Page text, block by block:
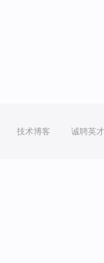
技术博客 诚聘英才